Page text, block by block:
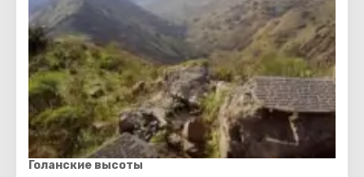
Голанские высоты